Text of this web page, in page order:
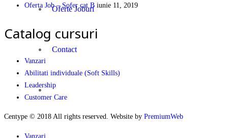
Oferte Joburi
Contact
Oferta Job – Sofer cat B iunie 11, 2019
Catalog cursuri
Vanzari
Abilitati individuale (Soft Skills)
Leadership
Customer Care
Centype © 2018 All rights reserved. Website by PremiumWeb
Vanzari